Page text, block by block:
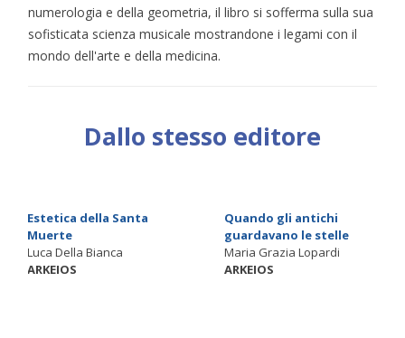
numerologia e della geometria, il libro si sofferma sulla sua
sofisticata scienza musicale mostrandone i legami con il
mondo dell'arte e della medicina.
Dallo stesso editore
Estetica della Santa
Muerte
Luca Della Bianca
ARKEIOS
Quando gli antichi
guardavano le stelle
Maria Grazia Lopardi
ARKEIOS